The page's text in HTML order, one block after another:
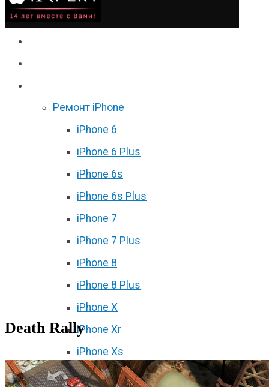
Ремонт iPhone
iPhone 6
iPhone 6 Plus
iPhone 6s
iPhone 6s Plus
iPhone 7
iPhone 7 Plus
iPhone 8
iPhone 8 Plus
iPhone X
iPhone Xr
iPhone Xs
iPhone Xs Max
Death Rally